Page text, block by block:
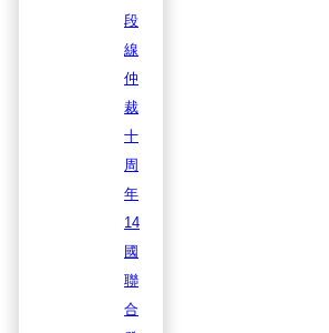
段
線
仲
裁
十
周
年
14
國
聯
合